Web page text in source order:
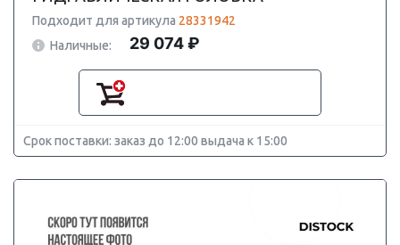
Подходит для артикула 28331942
Наличные:
29 074 ₽
Срок поставки: заказ до 12:00 выдача к 15:00